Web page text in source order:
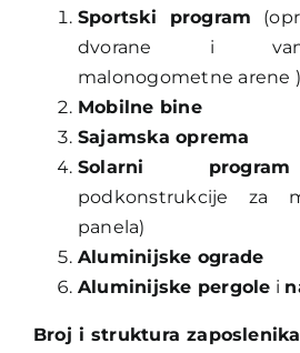
Sportski program
dvorane i
malonogometne arene )
Mobilne bine
Sajamska oprema
Solarni program
podkonstrukcije za
panela)
Aluminijske ograde
Aluminijske pergole i
Broj i struktura zaposlenika